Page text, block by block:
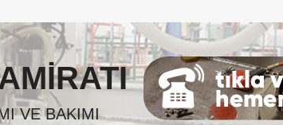
VE BAKIMI